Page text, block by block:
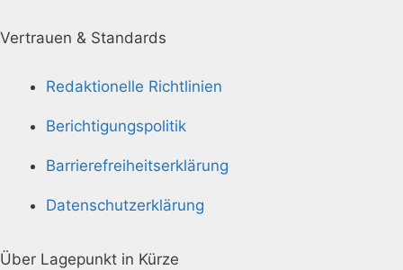
Vertrauen & Standards
Redaktionelle Richtlinien
Berichtigungspolitik
Barrierefreiheitserklärung
Datenschutzerklärung
Über Lagepunkt in Kürze